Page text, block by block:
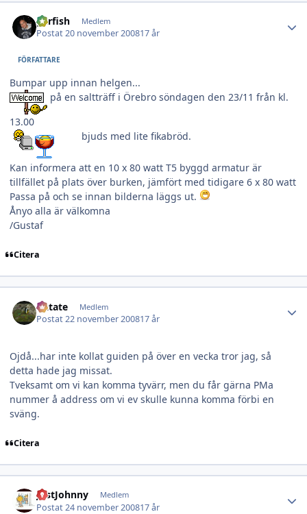
garfish Medlem
Postat20 november 200817 år
FÖRFATTARE
Bumpar upp innan helgen...
på en saltträff i Örebro söndagen den 23/11 från kl.
13.00
bjuds med lite fikabröd.
Kan informera att en 10 x 80 watt T5 byggd armatur är
tillfället på plats över burken, jämfört med tidigare 6 x 80 watt
Passa på och se innan bilderna läggs ut.
Ånyo alla är välkomna
/Gustaf
Citera
Datate Medlem
Postat22 november 200817 år
Ojdå...har inte kollat guiden på över en vecka tror jag, så
detta hade jag missat.
Tveksamt om vi kan komma tyvärr, men du får gärna PMa
nummer å address om vi ev skulle kunna komma förbi en
sväng.
Citera
JustJohnny Medlem
Postat24 november 200817 år